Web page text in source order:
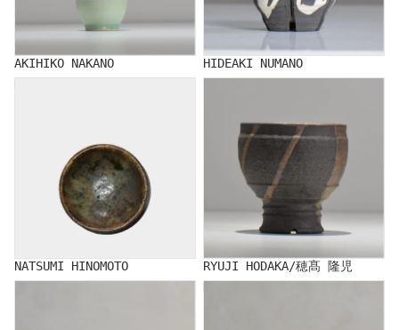
AKIHIKO NAKANO
HIDEAKI NUMANO
NATSUMI HINOMOTO
RYUJI HODAKA/穂髙 隆児